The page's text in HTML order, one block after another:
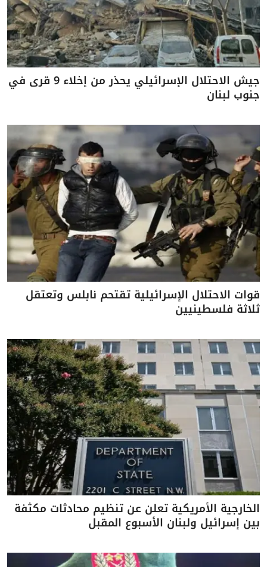
جيش الاحتلال الإسرائيلي يحذر من إخلاء 9 قرى في
جنوب لبنان
قوات الاحتلال الإسرائيلية تقتحم نابلس وتعتقل
ثلاثة فلسطينيين
الخارجية الأمريكية تعلن عن تنظيم محادثات مكثفة
بين إسرائيل ولبنان الأسبوع المقبل